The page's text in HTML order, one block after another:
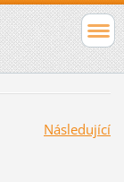
Následující